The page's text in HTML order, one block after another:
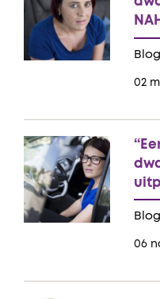
02
NAH
06